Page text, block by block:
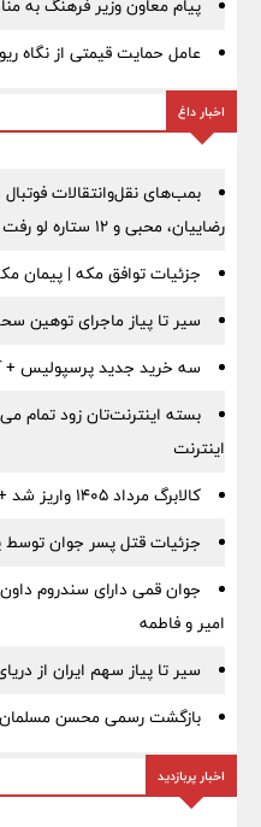
پیام معاون وزیر فرهنگ به
عامل حمایت قیمتی از نگاه
اخبار داغ
بمب‌های نقل‌وانتقالات
رضاییان، محبی و ۱۲ ستاره لو رفت
جزئیات توافق مکه | پیمان
سیر تا پیاز ماجرای توهین
سه خرید جدید پرسپولیس +
بسته اینترنت‌تان زود تمام
اینترنت
کالابرگ مرداد ۱۴۰۵ واریز شد + جدول زمان و مبلغ کالابرگ
جزئیات قتل پسر جوان
جوان قمی دارای سندروم
امیر و فاطمه
سیر تا پیاز سهم ایران از
بازگشت رسمی محسن
اخبار پربازدید